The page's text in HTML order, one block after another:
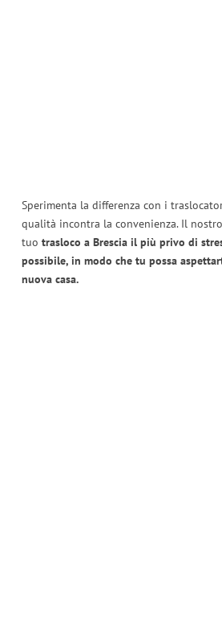
Sperimenta la differenza con i
qualità incontra la convenienza. Il
tuo trasloco a Brescia il più privo di
possibile, in modo che tu possa
nuova casa.